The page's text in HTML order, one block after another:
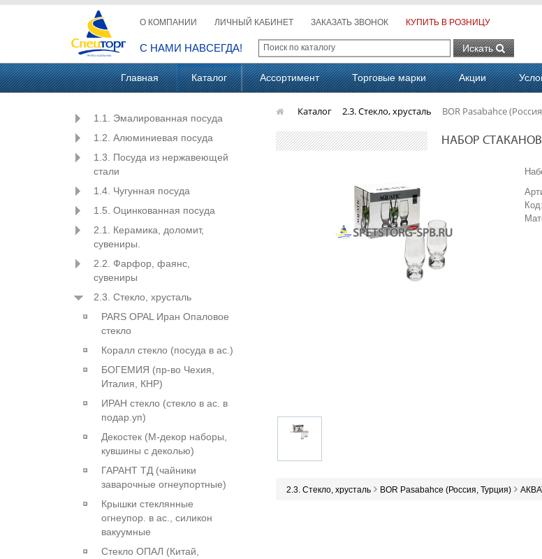
О КОМПАНИИ ЛИЧНЫЙ КАБИНЕТ ЗАКАЗАТЬ ЗВОНОК КУПИТЬ В РОЗНИЦУ
С НАМИ НАВСЕГДА! Искать
Главная Каталог Ассортимент Торговые марки Акции
1.1. Эмалированная посуда
1.2. Алюминиевая посуда
1.3. Посуда из нержавеющей
стали
1.4. Чугунная посуда
1.5. Оцинкованная посуда
2.1. Керамика, доломит,
сувениры.
2.2. Фарфор, фаянс,
сувениры
2.3. Стекло, хрусталь
PARS OPAL Иран Опаловое
стекло
Коралл стекло (посуда в ас.)
БОГЕМИЯ (пр-во Чехия,
Италия, КНР)
ИРАН стекло (стекло в ас. в
подар.уп)
Декостек (М-декор наборы,
кувшины с деколью)
ГАРАНТ ТД (чайники
заварочные огнеупортные)
Крышки стеклянные
огнеупор. в ас., силикон
вакуумные
Стекло ОПАЛ (Китай,
Каталог 2.3. Стекло, хрусталь BOR Pasabahce
НАБОР СТАКАНОВ
2.3. Стекло, хрусталь BOR Pasabahce (Росcия, Турция)